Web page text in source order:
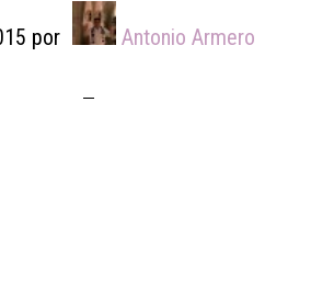
por Antonio Armero